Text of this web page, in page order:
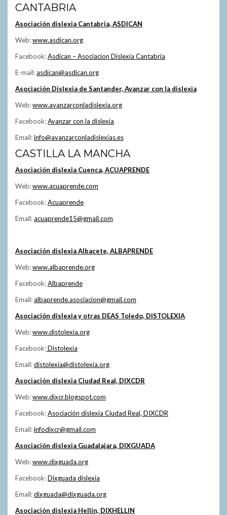
CANTABRIA
Asociación dislexia Cantabria, ASDICAN
Web:www.asdican.org
Facebook:Asdican – Asociacion Dislexia Cantabria
E-mail:asdican@asdican.org
Asociación Dislexia de Santander, Avanzar con la dislexia
Web:www.avanzarconladislexia.org
Facebook:Avanzar con la dislexia
Email:info@avanzarconladislexias.es
CASTILLA LA MANCHA
Asociación dislexia Cuenca, ACUAPRENDE
Web:www.acuaprende.com
Facebook:Acuaprende
Email:acuaprende15@gmail.com
Asociación dislexia Albacete, ALBAPRENDE
Web:www.albaprende.org
Facebook:Albaprende
Email:albaprende.asociacion@gmail.com
Asociación dislexia y otras DEAS Toledo, DISTOLEXIA
Web:www.distolexia.org
Facebook:Distolexia
Email:distolexia@distolexia.org
Asociación dislexia Ciudad Real, DIXCDR
Web:www.dixcr.blogspot.com
Facebook:Asociación dislexia Ciudad Real, DIXCDR
Email:infodixcr@gmail.com
Asociación dislexia Guadalajara, DIXGUADA
Web:www.dixguada.org
Facebook:Dixguada dislexia
Email:dixguada@dixguada.org
Asociación dislexia Hellín, DIXHELLIN